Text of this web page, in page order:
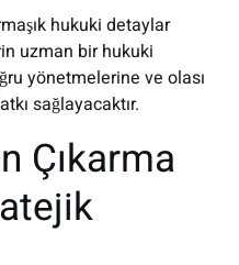
hukuki detaylar
uzman bir hukuki
yönetmelerine ve olası
sağlayacaktır.
Çıkarma